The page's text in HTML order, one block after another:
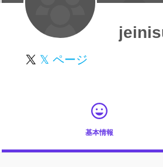
𝕏 ページ
基本情報